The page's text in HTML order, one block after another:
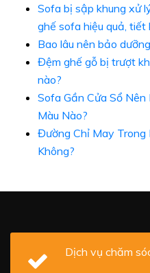
Sofa bị sập khung xử
ghế sofa hiệu quả, tiết
Bao lâu nên bảo
Đệm ghế gỗ bị trượt
nào?
Sofa Gần Cửa Sổ
Màu Nào?
Đường Chỉ May Trong
Không?
Dịch vụ chăm